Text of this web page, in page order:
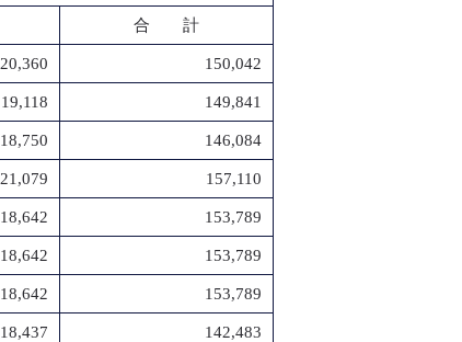
合 計
20,360 150,042
19,118 149,841
18,750 146,084
21,079 157,110
18,642 153,789
18,642 153,789
18,642 153,789
18,437 142,483